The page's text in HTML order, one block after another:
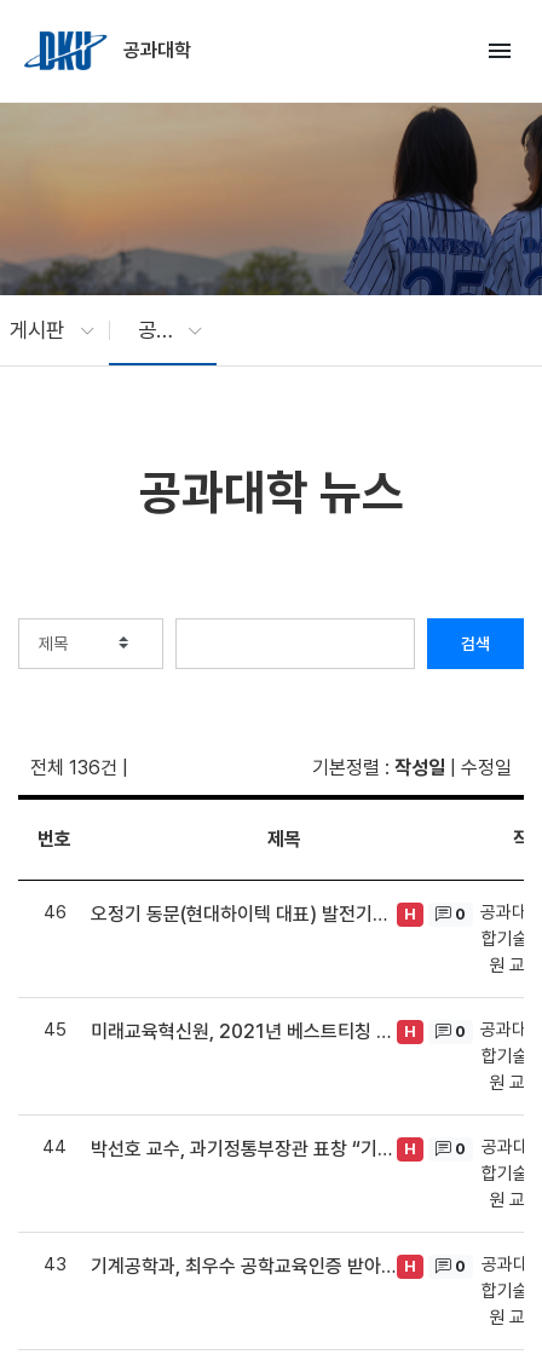
공과대학
menu
게시판 공과대학 뉴스
공과대학 뉴스
검색
전체 136건 기본정렬 : 작성일 수정일
번호 제목 작
46 오정기 동문(현대하이텍 대표) 발전기금 5,000만원 기탁 H 0
공과대
합기술·
원 교
45 미래교육혁신원, 2021년 베스트티칭 교원 발표 H 0
공과대
합기술·
원 교
44 박선호 교수, 과기정통부장관 표창 “기초연구 진흥 유공자 선정” (2021.12.27) H 0
공과대
합기술·
원 교
43 기계공학과, 최우수 공학교육인증 받아 (2021.12.09) H 0
공과대
합기술·
원 교